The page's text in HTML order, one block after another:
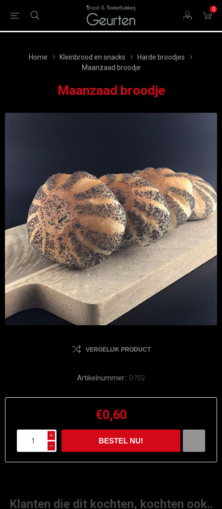
0
Home Kleinbrood en snacks
Harde broodjes
Maanzaad broodje
Maanzaad broodje
VERGELIJK PRODUCT
Artikelnummer:: 0702
€0,60
i
h
Klanten die dit kochten, kochten ook..